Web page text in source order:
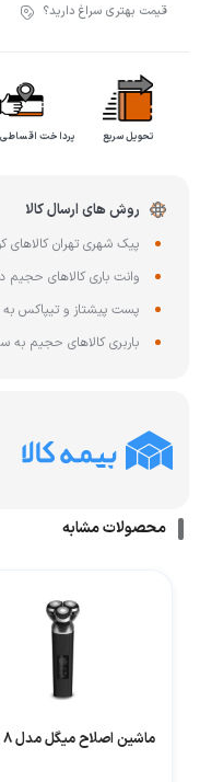
قیمت بهتری سراغ دارید؟
تحویل سریع پرداخت اقساطی
روش های ارسال کالا
پیک شهری تهران
وانت باری کالاهای حجیم
پست پیشتاز و تیپاکس به
باربری کالاهای حجیم به
محصولات مشابه
ماشین اصلاح میگل مدل GES 8